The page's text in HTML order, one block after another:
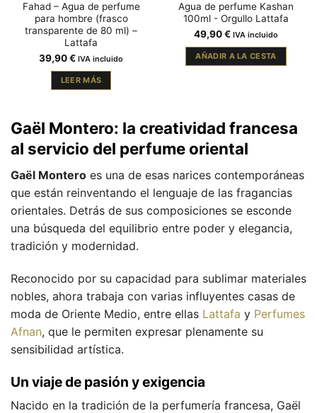
Fahad – Agua de perfume
para hombre (frasco
transparente de 80 ml) –
Lattafa
39,90€ IVA incluido
LEER MÁS
Agua de perfume Kashan
100ml - Orgullo Lattafa
49,90€ IVA incluido
AÑADIR A LA CESTA
Gaël Montero: la creatividad francesa
al servicio del perfume oriental
Gaël Montero es una de esas narices contemporáneas
que están reinventando el lenguaje de las fragancias
orientales. Detrás de sus composiciones se esconde
una búsqueda del equilibrio entre poder y elegancia,
tradición y modernidad.
Reconocido por su capacidad para sublimar materiales
nobles, ahora trabaja con varias influyentes casas de
moda de Oriente Medio, entre ellas Lattafa y Perfumes
Afnan, que le permiten expresar plenamente su
sensibilidad artística.
Un viaje de pasión y exigencia
Nacido en la tradición de la perfumería francesa, Gaël